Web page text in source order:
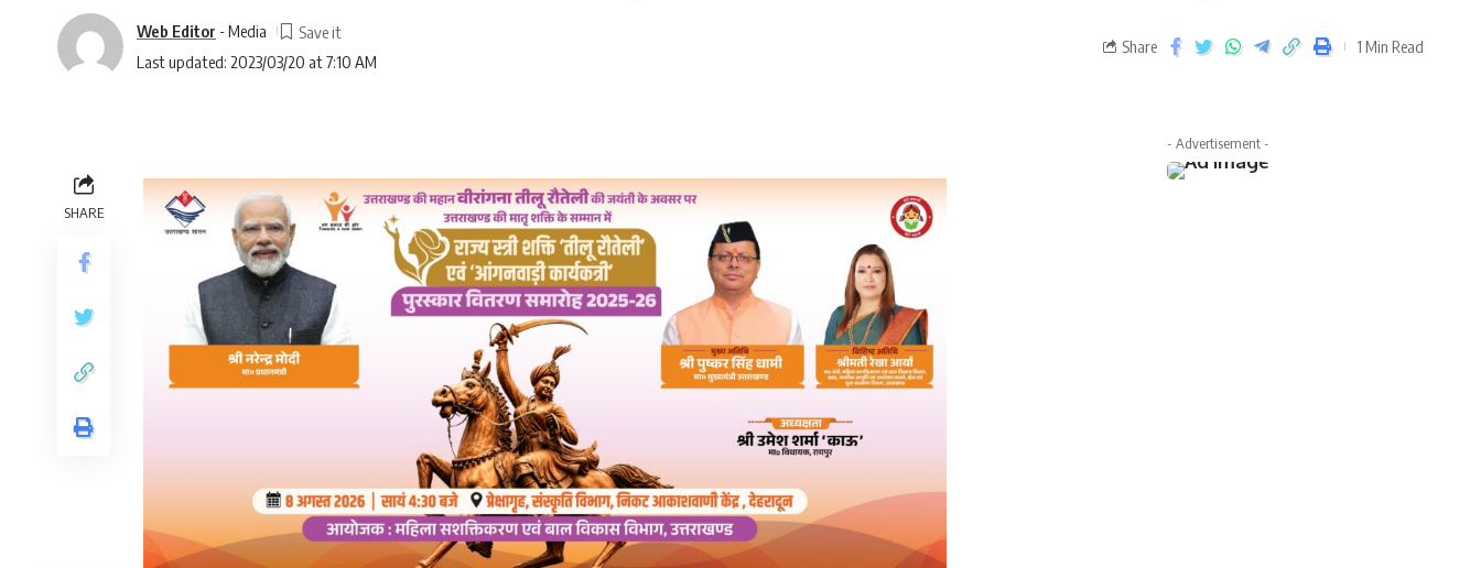
Last updated: 2023/03/20 at 7:10 AM
Web Editor - Media
Share 1 Min Read
SHARE
- Advertisement -